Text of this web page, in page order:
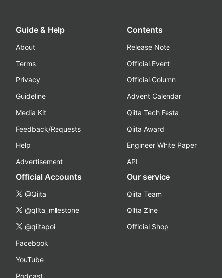
Guide & Help
About
Terms
Privacy
Guideline
Media Kit
Feedback/Requests
Help
Advertisement
Contents
Release Note
Official Event
Official Column
Advent Calendar
Qiita Tech Festa
Qiita Award
Engineer White Paper
API
Official Accounts
@Qiita
@qiita_milestone
@qiitapoi
Facebook
YouTube
Podcast
Our service
Qiita Team
Qiita Zine
Official Shop